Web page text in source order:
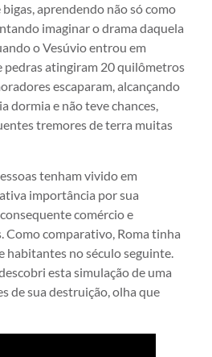
aprendendo não só como
imaginar o drama daquela
o Vesúvio entrou em
pedras atingiram 20 quilômetros
escaparam, alcançando
dormia e não teve chances,
tremores de terra muitas
tenham vivido em
importância por sua
comércio e
Como comparativo, Roma tinha
habitantes no século seguinte.
esta simulação de uma
de sua destruição, olha que